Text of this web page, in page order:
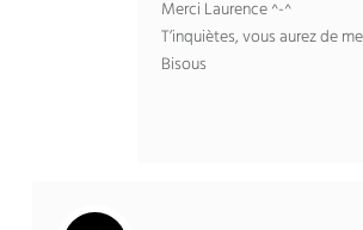
Merci Laurence ^-^
T’inquiètes, vous aurez de
Bisous